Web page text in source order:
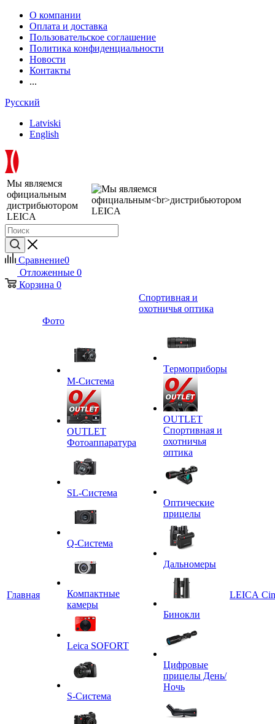
О компании
Оплата и доставка
Пользовательское соглашение
Политика конфиденциальности
Новости
Контакты
...
Русский
Latviski
English
Мы являемся
официальным
дистрибьютором
LEICA
Сравнение0
Отложенные 0
Корзина 0
Главная
Фото
M-Система
OUTLET
Фотоаппаратура
SL-Система
Q-Cистема
Компактные
камеры
Leica SOFORT
S-Система
Спортивная и
охотничья оптика
Tермоприборы
OUTLET
Спортивная и
охотничья
оптика
Оптические
прицелы
Дальномеры
Бинокли
Цифровые
прицелы День/
Ночь
LEICA